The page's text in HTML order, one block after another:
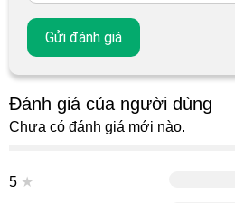
Đánh giá của người dùng
Chưa có đánh giá mới nào.
5 ★